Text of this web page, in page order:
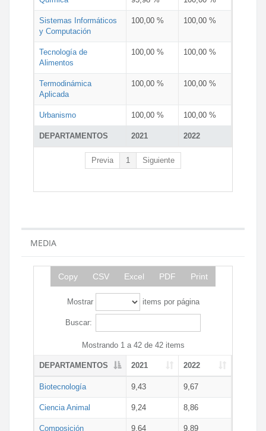
DEPARTAMENTOS 2021 2022
Sistemas Informáticos
y Computación
100,00 % 100,00 %
Tecnología de
Alimentos
100,00 % 100,00 %
Termodinámica
Aplicada
100,00 % 100,00 %
Urbanismo 100,00 % 100,00 %
Previa 1 Siguiente
MEDIA
Copy CSV Excel PDF Print
Mostrar items por página
Buscar:
Mostrando 1 a 42 de 42 items
DEPARTAMENTOS 2021 2022
Biotecnología 9,43 9,67
Ciencia Animal 9,24 8,86
Composición
9,64 9,89